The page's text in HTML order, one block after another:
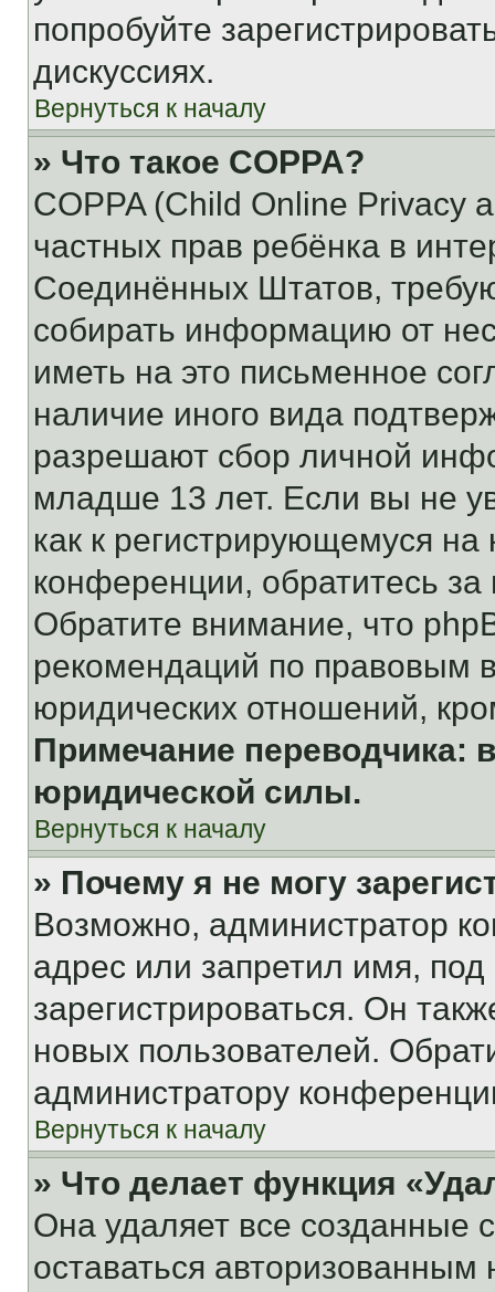
попробуйте
дискуссиях.
Вернуться к началу
» Что такое COPPA?
COPPA (Child Online Privacy
частных прав ребёнка в
Соединённых Штатов,
собирать информацию от
иметь на это письменное
наличие иного вида
разрешают сбор личной
младше 13 лет. Если вы не
как к регистрирующемуся
конференции, обратитесь
Обратите внимание, что
рекомендаций по правовым
юридических отношений,
Примечание переводчика:
юридической силы.
Вернуться к началу
» Почему я не могу
Возможно, администратор
адрес или запретил имя,
зарегистрироваться. Он
новых пользователей.
администратору
Вернуться к началу
» Что делает функция
Она удаляет все созданные
оставаться